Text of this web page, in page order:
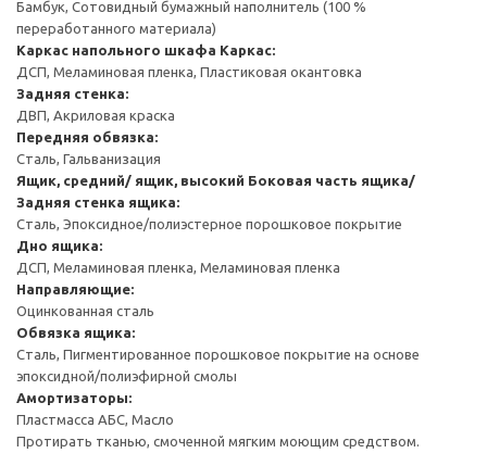
Бамбук, Сотовидный бумажный наполнитель (100 %
переработанного материала)
Каркас напольного шкафа Каркас:
ДСП, Меламиновая пленка, Пластиковая окантовка
Задняя стенка:
ДВП, Акриловая краска
Передняя обвязка:
Сталь, Гальванизация
Ящик, средний/ ящик, высокий Боковая часть ящика/
Задняя стенка ящика:
Сталь, Эпоксидное/полиэстерное порошковое покрытие
Дно ящика:
ДСП, Меламиновая пленка, Меламиновая пленка
Направляющие:
Оцинкованная сталь
Обвязка ящика:
Сталь, Пигментированное порошковое покрытие на основе
эпоксидной/полиэфирной смолы
Амортизаторы:
Пластмасса АБС, Масло
Протирать тканью, смоченной мягким моющим средством.